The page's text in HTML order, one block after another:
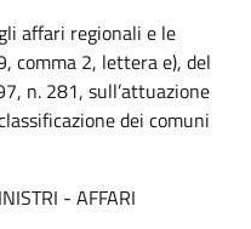
affari regionali e le
comma 2, lettera e), del
n. 281, sull’attuazione
dei comuni
- AFFARI